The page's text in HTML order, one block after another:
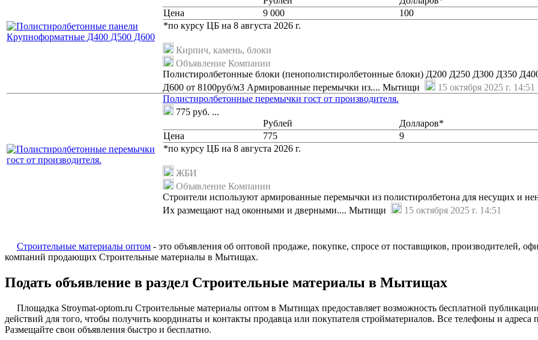
Цена
9 000
100
*по курсу ЦБ на 8 августа 2026 г.
Кирпич, камень, блоки
Объявление Компании
Полистиролбетонные блоки (пенополистиролбетонные блоки) Д200 Д250 Д300 Д350
Д600 от 8100руб/м3 Армированные перемычки из.... Мытищи
15 октября 2025 г. 14:51
Полистиролбетонные перемычки гост от производителя.
775 руб. ...
Рублей
Долларов*
Цена
775
9
*по курсу ЦБ на 8 августа 2026 г.
ЖБИ
Объявление Компании
Строители используют армированные перемычки из полистиролбетона для несущих и
Их размещают над оконными и дверными.... Мытищи
15 октября 2025 г. 14:51
Строительные материалы оптом - это объявления об оптовой продаже, покупке, спросе от поставщиков, производителей,
компаний продающих Строительные материалы в Мытищах.
Подать объявление в раздел Строительные материалы в Мытищах
Площадка Stroymat-optom.ru Строительные материалы оптом в Мытищах предоставляет возможность бесплатной
действий для того, чтобы получить координаты и контакты продавца или покупателя стройматериалов. Все телефоны и адреса
Размещайте свои объявления быстро и бесплатно.